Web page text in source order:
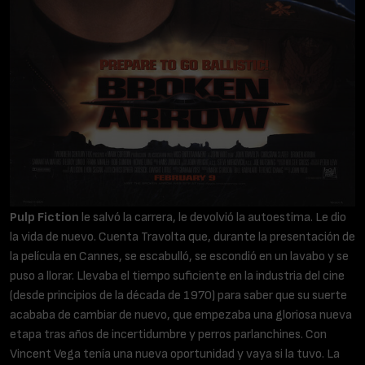
Pulp Fiction le salvó la carrera, le devolvió la autoestima. Le dio
la vida de nuevo. Cuenta Travolta que, durante la presentación de
la película en Cannes, se escabulló, se escondió en un lavabo y se
puso a llorar. Llevaba el tiempo suficiente en la industria del cine
(desde principios de la década de 1970) para saber que su suerte
acababa de cambiar de nuevo, que empezaba una gloriosa nueva
etapa tras años de incertidumbre y perros parlanchines. Con
Vincent Vega tenía una nueva oportunidad y vaya si la tuvo. La